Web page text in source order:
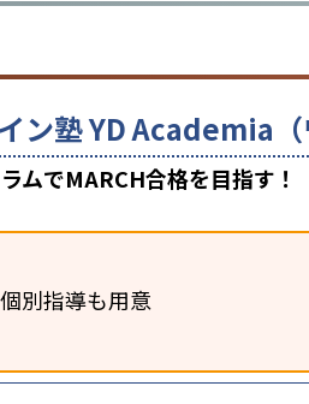
ン塾 YD Academia
ムでMARCH合格を目指す！
別指導も用意